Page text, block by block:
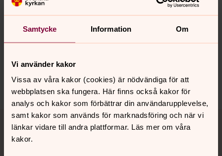
Samtycke Information Om
Vi använder kakor
Vissa av våra kakor (cookies) är nödvändiga för att
webbplatsen ska fungera. Här finns också kakor för
analys och kakor som förbättrar din användarupplevelse,
samt kakor som används för marknadsföring och när vi
länkar vidare till andra plattformar. Läs mer om våra
kakor.
Senast ändrad 15 juni 2026
Synpunkter eller frågor på sidans
bro.forsamling@svenskakyrkan.se
Dela
Tillbaka till toppen
Tillbaka till innehållet